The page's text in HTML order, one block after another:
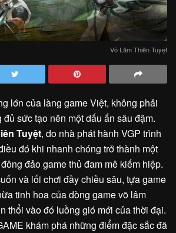
Võ Lâm Thiên Tuyệt
lớn của làng game Việt, không phải
sức tạo nên một dấu ấn sâu đậm.
Tuyệt, do nhà phát hành VGP trình
đó khi nhanh chóng trở thành một
đảo game thủ đam mê kiếm hiệp.
và lối chơi đầy chiều sâu, tựa game
tinh hoa của dòng game võ lâm
thổi vào đó luồng gió mới của thời đại.
khám phá những điểm đặc sắc đã